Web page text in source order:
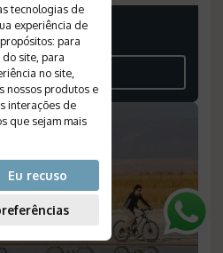
tecnologias de
experiência de
para
do site para
no site
nossos produtos e
interações de
que sejam mais
Eu recuso
nos
ROTEIRO